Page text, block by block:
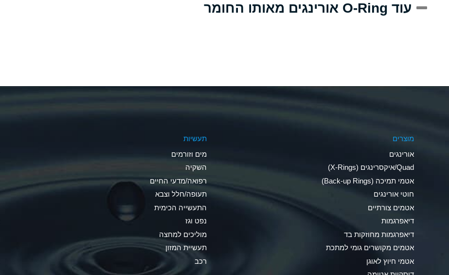
Aluminum Acetate (Aqueous)
Ammonia Anhydrous
B
Ammonia Gas (hot)
D
Ammonium Carbonate (Aqueous)
Ammonium Chloride (Aqueous)
A
Ammonium Hydroxide (conc.)
D
Ammonium Nitrate (Aqueous)
עוד O-Ring אורינגים מאותו החומר
מוצרים
אורינגים
Quad/איקסרינגים (X-Rings)
אטמי תמיכה (Back-up Rings)
חוטי אורינגים
אטמים צורתיים
דיאפרגמות
דיאפרגמות מחוזקות בד
אטמים מקושרים גומי למתכת
אטמי חיוץ לאוגן
תעשיות
מים וזורמים
השקיה
רפואה/מדעי החיים
תעופה/חלל וצבא
התעשייה הכימית
נפט וגז
מוליכים למחצה
תעשיית המזון
רכב